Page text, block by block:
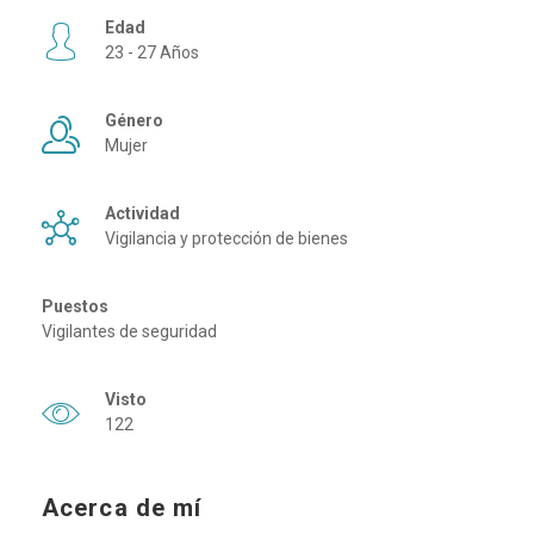
Edad
23 - 27 Años
Género
Mujer
Actividad
Vigilancia y protección de bienes
Puestos
Vigilantes de seguridad
Visto
122
Acerca de mí